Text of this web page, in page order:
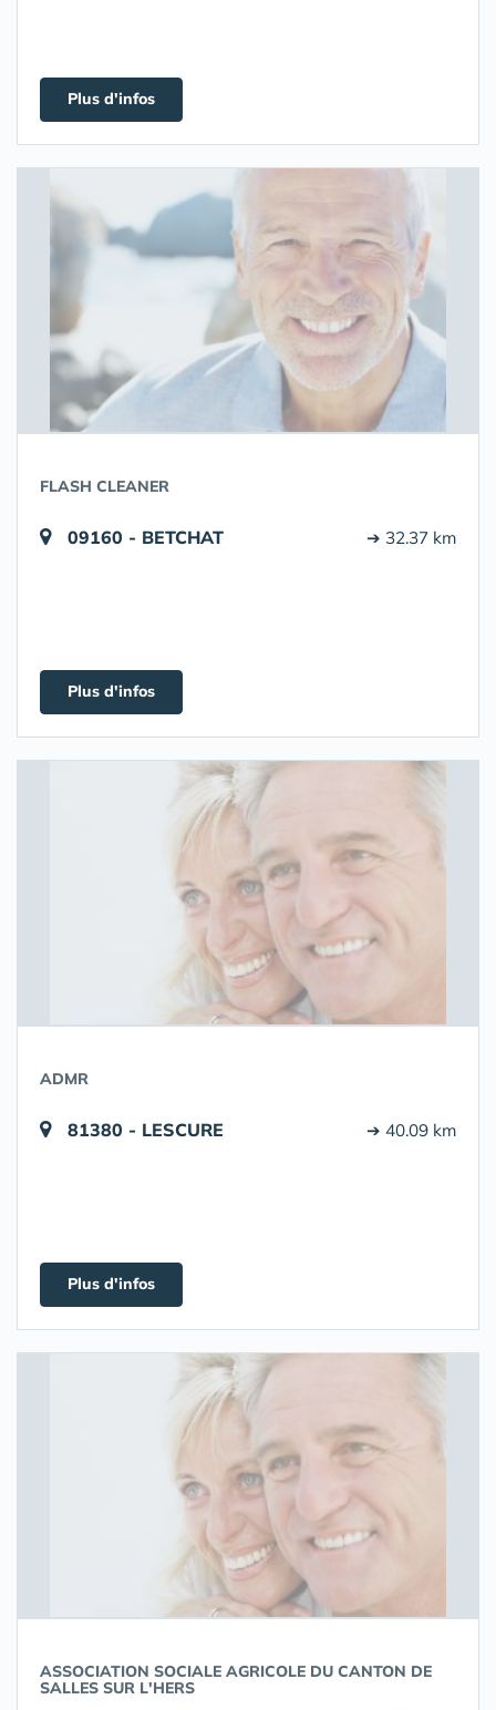
Plus d'infos
FLASH CLEANER
09160 - BETCHAT ➔ 32.37 km
Plus d'infos
ADMR
81380 - LESCURE ➔ 40.09 km
Plus d'infos
ASSOCIATION SOCIALE AGRICOLE DU CANTON DE
SALLES SUR L'HERS